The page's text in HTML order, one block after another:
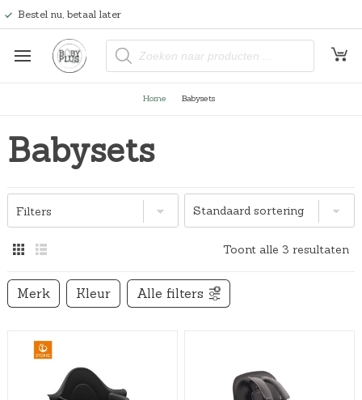
Bestel nu, betaal later
P
o
z
o
e
Home Babysets
Babysets
Filters
Toont alle 3 resultaten
Merk Kleur Alle filters